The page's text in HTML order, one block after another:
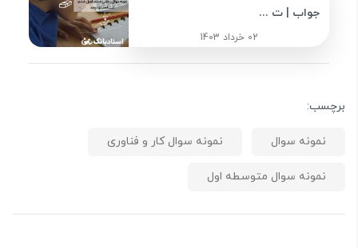
جواب | ت ...
02 خرداد 1403
برچسب:
نمونه سوال نمونه سوال کار و فناوری
نمونه سوال متوسطه اول